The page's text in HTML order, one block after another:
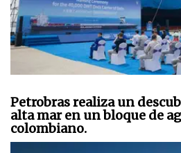
Petrobras realiza un
alta mar en un bloque de
colombiano.